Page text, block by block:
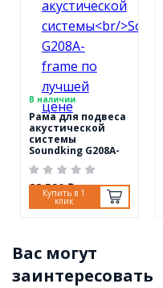
В наличии
Рама для подвеса
акустической
системы
Soundking G208A-
frame
28 590 ₽
Купить в 1
клик
Вас могут
заинтересовать